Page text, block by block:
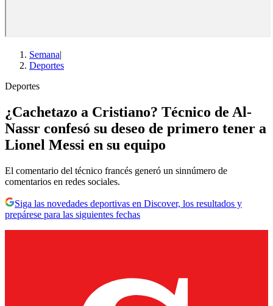
Semana|
Deportes
Deportes
¿Cachetazo a Cristiano? Técnico de Al-
Nassr confesó su deseo de primero tener a
Lionel Messi en su equipo
El comentario del técnico francés generó un sinnúmero de
comentarios en redes sociales.
Siga las novedades deportivas en Discover, los resultados y
prepárese para las siguientes fechas